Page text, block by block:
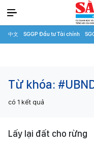
中文 SGGP Đầu tư Tài chính
Từ khóa:
có 1 kết quả
Lấy lại đất cho rừng